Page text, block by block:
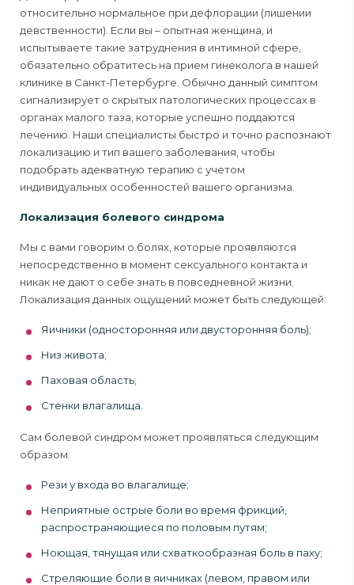
относительно нормальное при дефлорации (лишении
девственности). Если вы – опытная женщина, и
испытываете такие затруднения в интимной сфере,
обязательно обратитесь на прием гинеколога в нашей
клинике в Санкт-Петербурге. Обычно данный симптом
сигнализирует о скрытых патологических процессах в
органах малого таза, которые успешно поддаются
лечению. Наши специалисты быстро и точно распознают
локализацию и тип вашего заболевания, чтобы
подобрать адекватную терапию с учетом
индивидуальных особенностей вашего организма.
Локализация болевого синдрома
Мы с вами говорим о болях, которые проявляются
непосредственно в момент сексуального контакта и
никак не дают о себе знать в повседневной жизни.
Локализация данных ощущений может быть следующей:
Яичники (односторонняя или двусторонняя боль);
Низ живота;
Паховая область;
Стенки влагалища.
Сам болевой синдром может проявляться следующим
образом:
Рези у входа во влагалище;
Неприятные острые боли во время фрикций,
распространяющиеся по половым путям;
Ноющая, тянущая или схваткообразная боль в паху;
Стреляющие боли в яичниках (левом, правом или